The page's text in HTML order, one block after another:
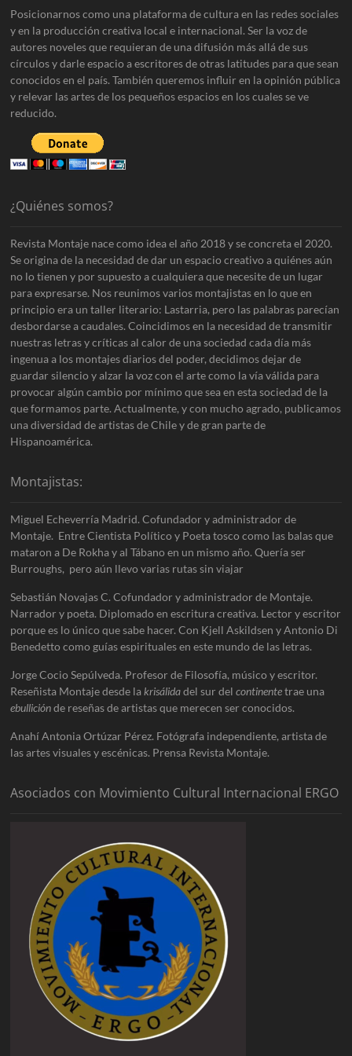
Posicionarnos como una plataforma de cultura en las redes sociales
y en la producción creativa local e internacional. Ser la voz de
autores noveles que requieran de una difusión más allá de sus
círculos y darle espacio a escritores de otras latitudes para que sean
conocidos en el país. También queremos influir en la opinión pública
y relevar las artes de los pequeños espacios en los cuales se ve
reducido.
¿Quiénes somos?
Revista Montaje nace como idea el año 2018 y se concreta el 2020.
Se origina de la necesidad de dar un espacio creativo a quiénes aún
no lo tienen y por supuesto a cualquiera que necesite de un lugar
para expresarse. Nos reunimos varios montajistas en lo que en
principio era un taller literario: Lastarria, pero las palabras parecían
desbordarse a caudales. Coincidimos en la necesidad de transmitir
nuestras letras y críticas al calor de una sociedad cada día más
ingenua a los montajes diarios del poder, decidimos dejar de
guardar silencio y alzar la voz con el arte como la vía válida para
provocar algún cambio por mínimo que sea en esta sociedad de la
que formamos parte. Actualmente, y con mucho agrado, publicamos
una diversidad de artistas de Chile y de gran parte de
Hispanoamérica.
Montajistas:
Miguel Echeverría Madrid. Cofundador y administrador de
Montaje. Entre Cientista Político y Poeta tosco como las balas que
mataron a De Rokha y al Tábano en un mismo año. Quería ser
Burroughs, pero aún llevo varias rutas sin viajar
Sebastián Novajas C. Cofundador y administrador de Montaje.
Narrador y poeta. Diplomado en escritura creativa. Lector y escritor
porque es lo único que sabe hacer. Con Kjell Askildsen y Antonio Di
Benedetto como guías espirituales en este mundo de las letras.
Jorge Cocio Sepúlveda. Profesor de Filosofía, músico y escritor.
Reseñista Montaje desde lakrisálidadel sur delcontinentetrae una
ebulliciónde reseñas de artistas que merecen ser conocidos.
Anahí Antonia Ortúzar Pérez. Fotógrafa independiente, artista de
las artes visuales y escénicas. Prensa Revista Montaje.
Asociados con Movimiento Cultural Internacional ERGO